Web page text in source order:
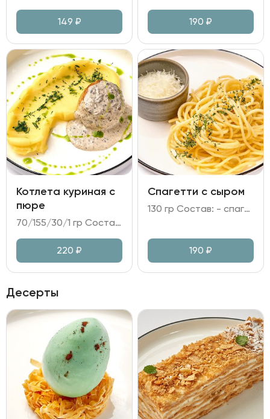
149 ₽ 190 ₽
Котлета куриная с
пюре
70/155/30/1 гр Состав: - котлеты из куриного филе; - пюре картофельное; - соус грибной на сливках; - зелень.
220 ₽
Спагетти с сыром
130 гр Состав: - спагетти; - сыр Памрмезан, масло сливочное.
190 ₽
Десерты